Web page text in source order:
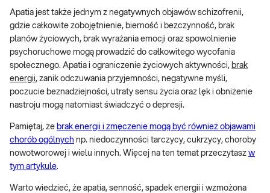
Apatia jest także jednym z negatywnych objawów schizofrenii,
gdzie całkowite zobojętnienie, bierność i bezczynność, brak
planów życiowych, brak wyrażania emocji oraz spowolnienie
psychoruchowe mogą prowadzić do całkowitego wycofania
społecznego. Apatia i ograniczenie życiowych aktywności, brak
energii, zanik odczuwania przyjemności, negatywne myśli,
poczucie beznadziejności, utraty sensu życia oraz lęk i obniżenie
nastroju mogą natomiast świadczyć o depresji.
Pamiętaj, że brak energii i zmęczenie mogą być również objawami
chorób ogólnych np. niedoczynności tarczycy, cukrzycy, choroby
nowotworowej i wielu innych. Więcej na ten temat przeczytasz w
tym artykule.
Warto wiedzieć, że apatia, senność, spadek energii i wzmożona